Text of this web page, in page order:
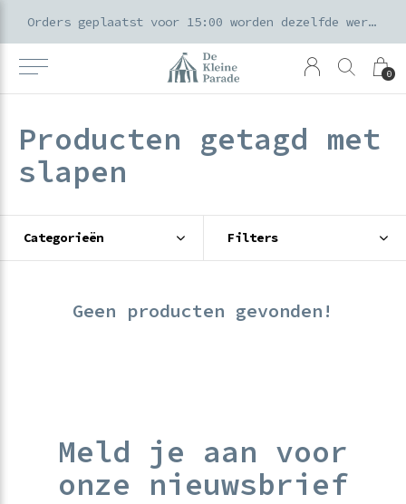
0
Orders geplaatst voor 15:00 worden dezelfde werkdag verzonden
Producten getagd met
slapen
Categorieën Filters
Geen producten gevonden!
Meld je aan voor
onze nieuwsbrief